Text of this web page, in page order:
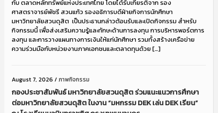
กับ ตลาดหลักทรัพย์แห่งประเทศไทย โดยได้รับเกียรติจาก รอง
ศาสตราจารย์พัชรี สวนแก้ว รองอธิการบดีฝ่ายกิจการนักศึกษา
มหาวิทยาลัยสวนดุสิต เป็นประธานกล่าวต้อนรับและเปิดกิจกรรม สำหรับ
กิจกรรมนี้ เพื่อส่งเสริมความรู้และทักษะด้านการลงทุน การบริหารพอร์ตการ
ลงทุน และการวางแผนทางการเงินให้แก่นักศึกษา รวมทั้งสร้างเครือข่าย
ความร่วมมือกับหน่วยงานภาคเอกชนและตลาดทุนด้วย […]
August 7, 2026 /ภาพกิจกรรม
กองประชาสัมพันธ์ มหาวิทยาลัยสวนดุสิต ร่วมแนะแนวการศึกษา
ต่อมหาวิทยาลัยสวนดุสิต ในงาน “มหกรรม DEK เล่น DEK เรียน”